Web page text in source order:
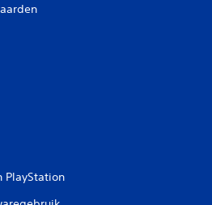
PlayStation